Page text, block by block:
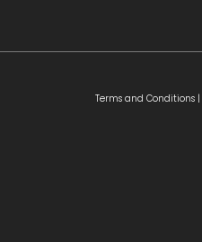
Terms and Conditions |